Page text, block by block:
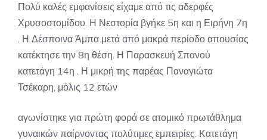
Πολύ καλές εμφανίσεις είχαμε από τις αδερφές
Χρυσοστομίδου. Η Νεστορία βγήκε 5η και η Ειρήνη 7η
. Η Δέσποινα Άμπα μετά από μακρά περίοδο απουσίας
κατέκτησε την 8η θέση. Η Παρασκευή Σπανού
κατετάγη 14η . Η μικρή της παρέας Παναγιώτα
Τσέκαρη, μόλις 12 ετών
αγωνίστηκε για πρώτη φορά σε ατομικό πρωτάθλημα
γυναικών παίρνοντας πολύτιμες εμπειρίες. Κατετάγη